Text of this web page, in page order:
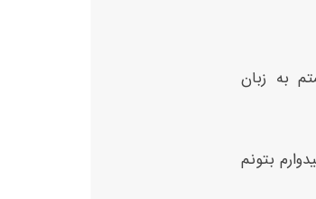
به زبان
بتونم